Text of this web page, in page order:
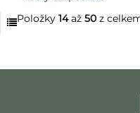
Položky 14až 50 z